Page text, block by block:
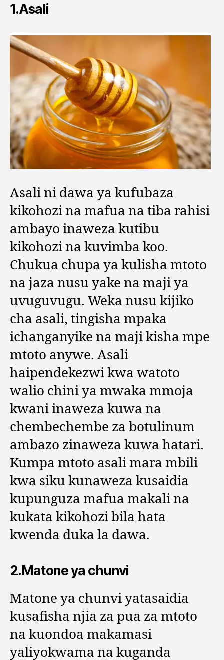
1.Asali
Asali ni dawa ya kufubaza
kikohozi na mafua na tiba rahisi
ambayo inaweza kutibu
kikohozi na kuvimba koo.
Chukua chupa ya kulisha mtoto
na jaza nusu yake na maji ya
uvuguvugu. Weka nusu kijiko
cha asali, tingisha mpaka
ichanganyike na maji kisha mpe
mtoto anywe. Asali
haipendekezwi kwa watoto
walio chini ya mwaka mmoja
kwani inaweza kuwa na
chembechembe za botulinum
ambazo zinaweza kuwa hatari.
Kumpa mtoto asali mara mbili
kwa siku kunaweza kusaidia
kupunguza mafua makali na
kukata kikohozi bila hata
kwenda duka la dawa.
2.Matone ya chunvi
Matone ya chunvi yatasaidia
kusafisha njia za pua za mtoto
na kuondoa makamasi
yaliyokwama na kuganda